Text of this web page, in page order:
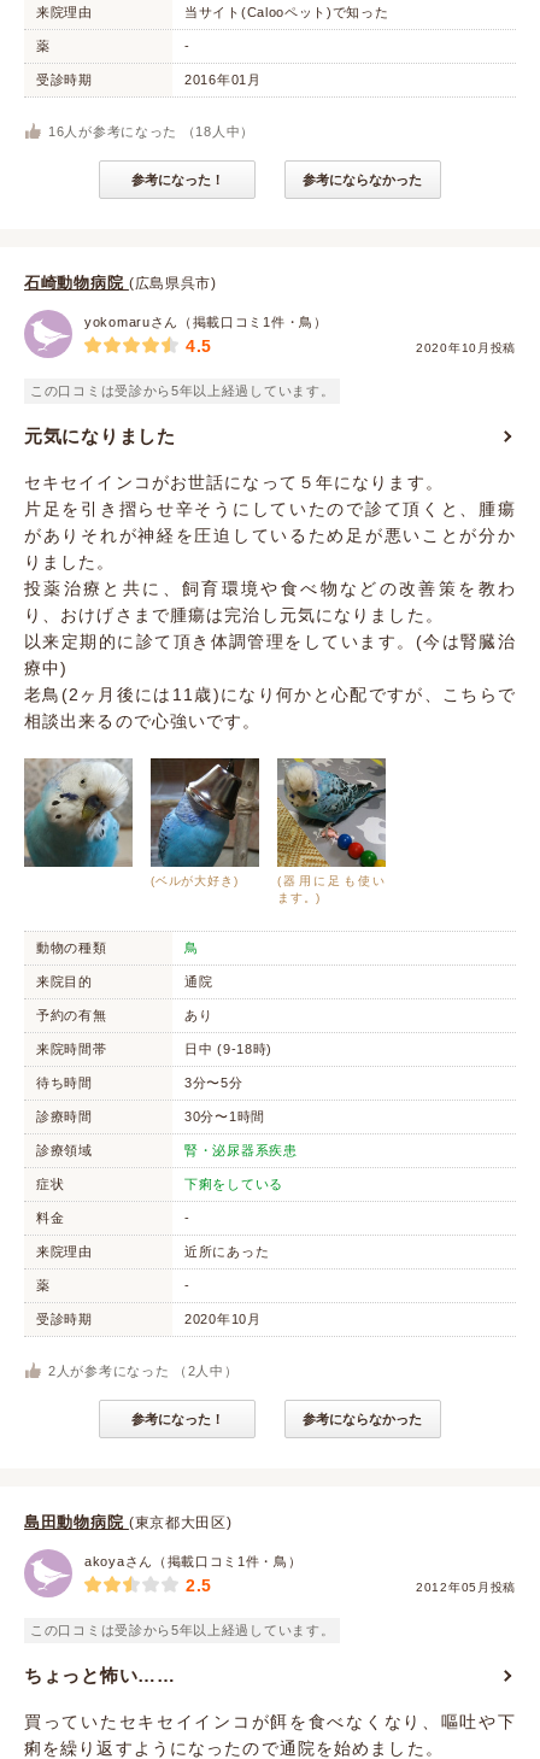
来院理由 当サイト(Calooペット)で知った
薬 -
受診時期 2016年01月
16 人が参考になった （ 18 人中）
参考になった！ 参考にならなかった
石崎動物病院 (広島県呉市)
yokomaruさん（掲載口コミ1件・鳥）
2020年10月投稿
4.5
この口コミは受診から5年以上経過しています。
元気になりました
セキセイインコがお世話になって５年になります。
片足を引き摺らせ辛そうにしていたので診て頂くと、腫瘍
がありそれが神経を圧迫しているため足が悪いことが分か
りました。
投薬治療と共に、飼育環境や食べ物などの改善策を教わ
り、おけげさまで腫瘍は完治し元気になりました。
以来定期的に診て頂き体調管理をしています。(今は腎臓治
療中)
老鳥(2ヶ月後には11歳)になり何かと心配ですが、こちらで
相談出来るので心強いです。
(ベルが大好き)
(器用に足も使い
ます。)
動物の種類 鳥
来院目的 通院
予約の有無 あり
来院時間帯 日中 (9-18時)
待ち時間 3分〜5分
診療時間 30分〜1時間
診療領域 腎・泌尿器系疾患
症状 下痢をしている
料金 -
来院理由 近所にあった
薬 -
受診時期 2020年10月
2 人が参考になった （ 2 人中）
参考になった！ 参考にならなかった
島田動物病院 (東京都大田区)
akoyaさん（掲載口コミ1件・鳥）
2012年05月投稿
2.5
この口コミは受診から5年以上経過しています。
ちょっと怖い……
買っていたセキセイインコが餌を食べなくなり、嘔吐や下
痢を繰り返すようになったので通院を始めました。